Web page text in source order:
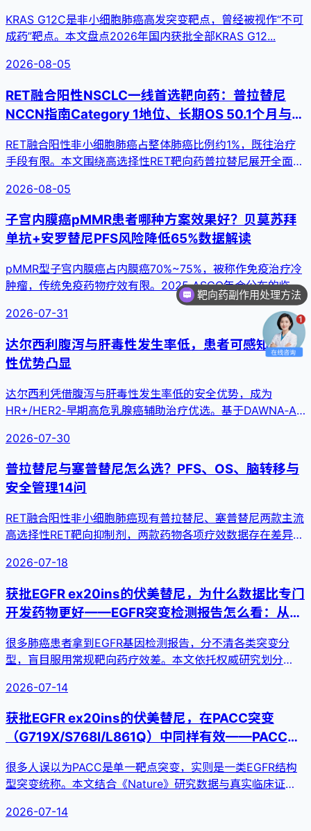
KRAS G12C是非小细胞肺癌高发突变靶点，曾经被视作“不可
成药”靶点。本文盘点2026年国内获批全部KRAS G12...
2026-08-05
RET融合阳性NSCLC一线首选靶向药：普拉替尼
NCCN指南Category 1地位、长期OS 50.1个月与脑
RET融合阳性非小细胞肺癌占整体肺癌比例约1%，既往治疗
手段有限。本文围绕高选择性RET靶向药普拉替尼展开全面解
2026-08-05
子宫内膜癌pMMR患者哪种方案效果好？贝莫苏拜
单抗+安罗替尼PFS风险降低65%数据解读
pMMR型子宫内膜癌占内膜癌70%~75%，被称作免疫治疗冷
肿瘤，传统免疫药物疗效有限。2025 ASCO年会公布的临
2026-07-31
达尔西利腹泻与肝毒性发生率低，患者可感知安全
性优势凸显
达尔西利凭借腹泻与肝毒性发生率低的安全优势，成为
HR+/HER2‑早期高危乳腺癌辅助治疗优选。基于DAWNA‑A
2026-07-30
普拉替尼与塞普替尼怎么选？PFS、OS、脑转移与
安全管理14问
RET融合阳性非小细胞肺癌现有普拉替尼、塞普替尼两款主流
高选择性RET靶向抑制剂，两款药物各项疗效数据存在差异，
2026-07-18
获批EGFR ex20ins的伏美替尼，为什么数据比专门
开发药物更好——EGFR突变检测报告怎么看：从分
很多肺癌患者拿到EGFR基因检测报告，分不清各类突变分
型，盲目服用常规靶向药疗效差。本文依托权威研究划分
2026-07-14
获批EGFR ex20ins的伏美替尼，在PACC突变
（G719X/S768I/L861Q）中同样有效——PACC突
很多人误以为PACC是单一靶点突变，实则是一类EGFR结构
型突变统称。本文结合《Nature》研究数据与真实临床证
2026-07-14
靶向药副作用处理方法